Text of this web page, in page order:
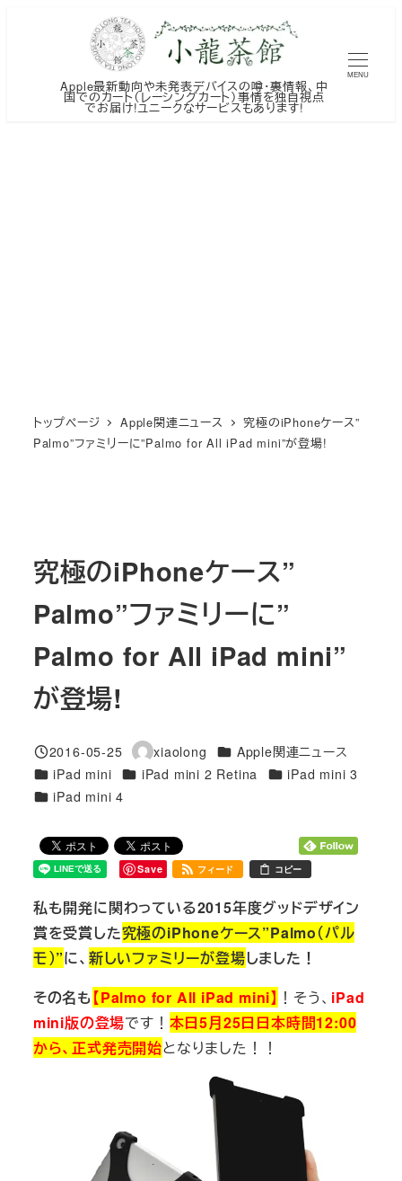
Apple最新動向や未発表デバイスの噂・裏情報、中
国でのカート（レーシングカート）事情を独自視点
でお届け!ユニークなサービスもあります!
MENU
トップページ Apple関連ニュース
究極のiPhoneケース”
Palmo”ファミリーに”Palmo for All iPad mini”が登場!
究極のiPhoneケース”
Palmo”ファミリーに”
Palmo for All iPad mini”
が登場!
投稿日
2016-05-25
著
者
xiaolong カテゴリー
Apple関連ニュース
カテゴリー
iPad mini カテゴリー
iPad mini 2 Retina カテゴリー
iPad mini 3
カテゴリー
iPad mini 4
Save フィード コピー
私も開発に関わっている2015年度グッドデザイン
賞を受賞した究極のiPhoneケース”Palmo（パル
モ）”に、 新しいファミリーが登場しました！
その名も【Palmo for All iPad mini】 ！そう、 iPad
mini版の登場です！ 本日5月25日日本時間12:00
から、正式発売開始となりました！！